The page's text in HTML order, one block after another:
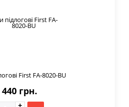
First FA-8020-BU
440 грн.